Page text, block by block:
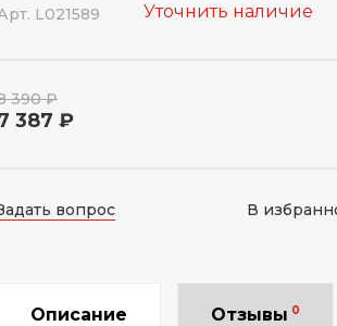
L021589 Уточнить наличие
390 ₽
387 ₽
вопрос В
Описание Отзывы 0